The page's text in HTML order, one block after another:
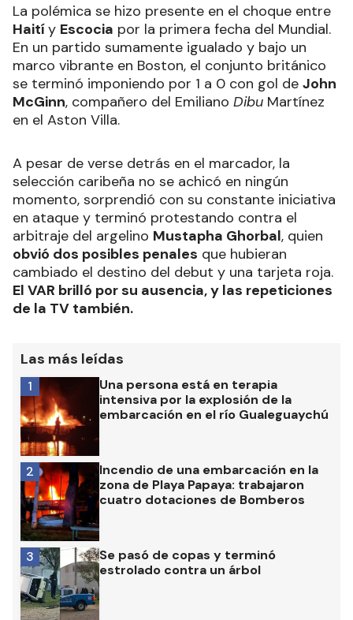
La polémica se hizo presente en el choque entre
Haitíy Escocia por la primera fecha del Mundial.
En un partido sumamente igualado y bajo un
marco vibrante en Boston, el conjunto británico
se terminó imponiendo por 1 a 0 con gol de John
McGinn, compañero del Emiliano Dibu Martínez
en el Aston Villa.
A pesar de verse detrás en el marcador, la
selección caribeña no se achicó en ningún
momento, sorprendió con su constante iniciativa
en ataque y terminó protestando contra el
arbitraje del argelino Mustapha Ghorbal, quien
obvió dos posibles penales que hubieran
cambiado el destino del debut y una tarjeta roja.
El VAR brilló por su ausencia, y las repeticiones
de la TV también.
Las más leídas
Una persona está en terapia
intensiva por la explosión de la
embarcación en el río Gualeguaychú
1
Incendio de una embarcación en la
zona de Playa Papaya: trabajaron
cuatro dotaciones de Bomberos
2
Se pasó de copas y terminó
estrolado contra un árbol
3